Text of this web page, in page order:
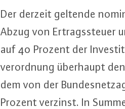
Der derzeit geltende
Abzug von Er­trags­steu­er
auf 40 Prozent der
ver­ord­nung überhaupt
dem von der
Prozent verzinst. In